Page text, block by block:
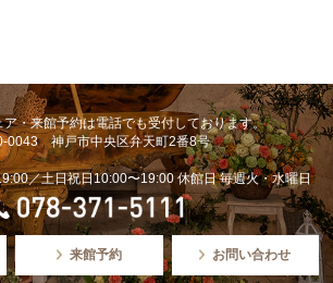
ア・来館予約は電話でも受付しております。
0043 神戸市中央区弁天町2番8号
／土日祝日10:00〜19:00 休館日 毎週火・水曜日
来館予約 お問い合わせ